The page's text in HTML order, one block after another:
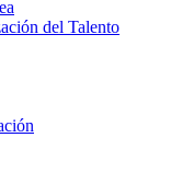
del Talento